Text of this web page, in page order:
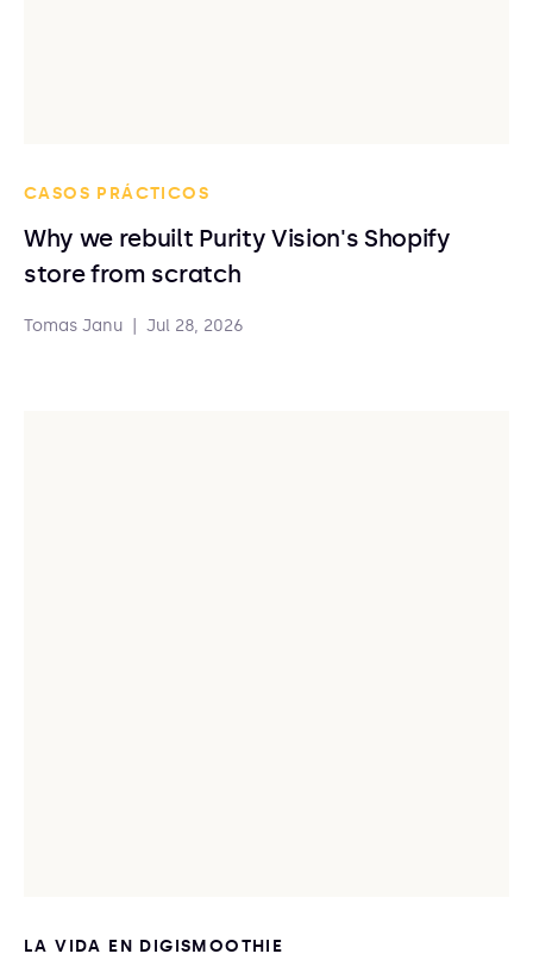
CASOS PRÁCTICOS
Why we rebuilt Purity Vision's Shopify
store from scratch
Tomas Janu Jul 28, 2026
LA VIDA EN DIGISMOOTHIE